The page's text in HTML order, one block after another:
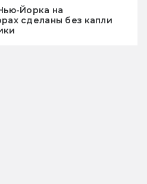
Йорка на
сделаны без капли